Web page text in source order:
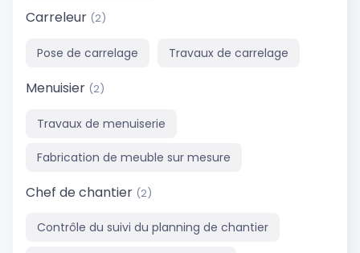
Carreleur (2)
Pose de carrelage Travaux de carrelage
Menuisier (2)
Travaux de menuiserie
Fabrication de meuble sur mesure
Chef de chantier (2)
Contrôle du suivi du planning de chantier